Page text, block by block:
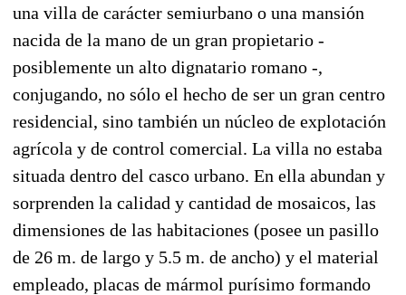
una villa de carácter semiurbano o una mansión
nacida de la mano de un gran propietario -
posiblemente un alto dignatario romano -,
conjugando, no sólo el hecho de ser un gran centro
residencial, sino también un núcleo de explotación
agrícola y de control comercial. La villa no estaba
situada dentro del casco urbano. En ella abundan y
sorprenden la calidad y cantidad de mosaicos, las
dimensiones de las habitaciones (posee un pasillo
de 26 m. de largo y 5.5 m. de ancho) y el material
empleado, placas de mármol purísimo formando